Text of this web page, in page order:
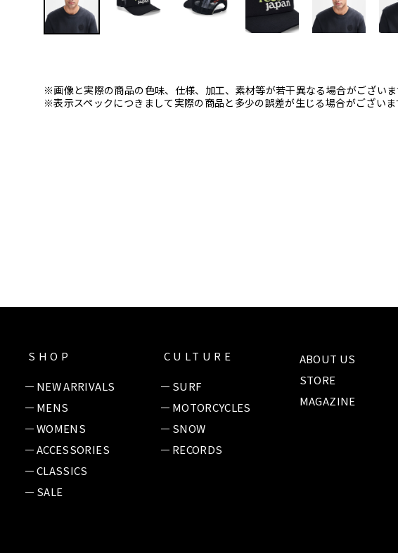
※画像と実際の商品の色味、仕様、加工、素材等が若干異なる場合がございま
※表示スペックにつきまして実際の商品と多少の誤差が生じる場合がございま
SHOP
NEW ARRIVALS
MENS
WOMENS
ACCESSORIES
CLASSICS
SALE
CULTURE
SURF
MOTORCYCLES
SNOW
RECORDS
ABOUT US
STORE
MAGAZINE